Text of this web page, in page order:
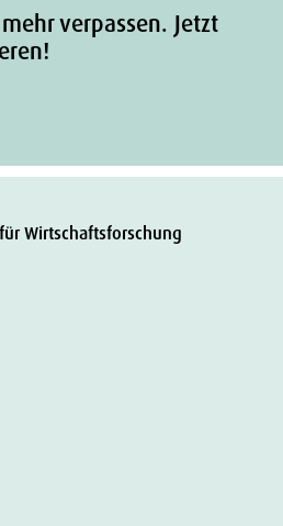
verpassen. Jetzt
Wirtschaftsforschung